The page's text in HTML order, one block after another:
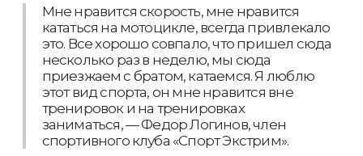
Мне нравится скорость, мне нравится
кататься на мотоцикле, всегда привлекало
это. Все хорошо совпало, что пришел сюда
несколько раз в неделю, мы сюда
приезжаем с братом, катаемся. Я люблю
этот вид спорта, он мне нравится вне
тренировок и на тренировках
заниматься, — Федор Логинов, член
спортивного клуба «Спорт Экстрим».